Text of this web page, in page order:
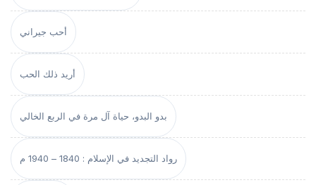
أحب جيراني
أريد ذلك الحب
بدو البدو، حياة آل مرة في الربع الخالي
رواد التجديد في الإسلام : 1840 – 1940 م